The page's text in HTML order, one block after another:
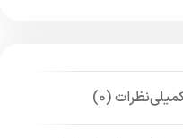
نظرات (0)